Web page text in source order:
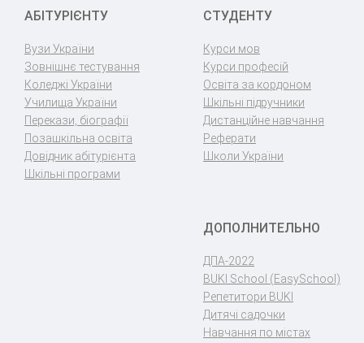
АБІТУРІЄНТУ
Вузи України
Зовнішнє тестування
Коледжі України
Училища України
Перекази, біографії
Позашкільна освіта
Довідник абітурієнта
Шкільні програми
СТУДЕНТУ
Курси мов
Курси професій
Освіта за кордоном
Шкільні підручники
Дистанційне навчання
Реферати
Школи України
ДОПОЛНИТЕЛЬНО
ДПА-2022
BUKI School (EasySchool)
Репетитори BUKI
Дитячі садочки
Навчання по містах